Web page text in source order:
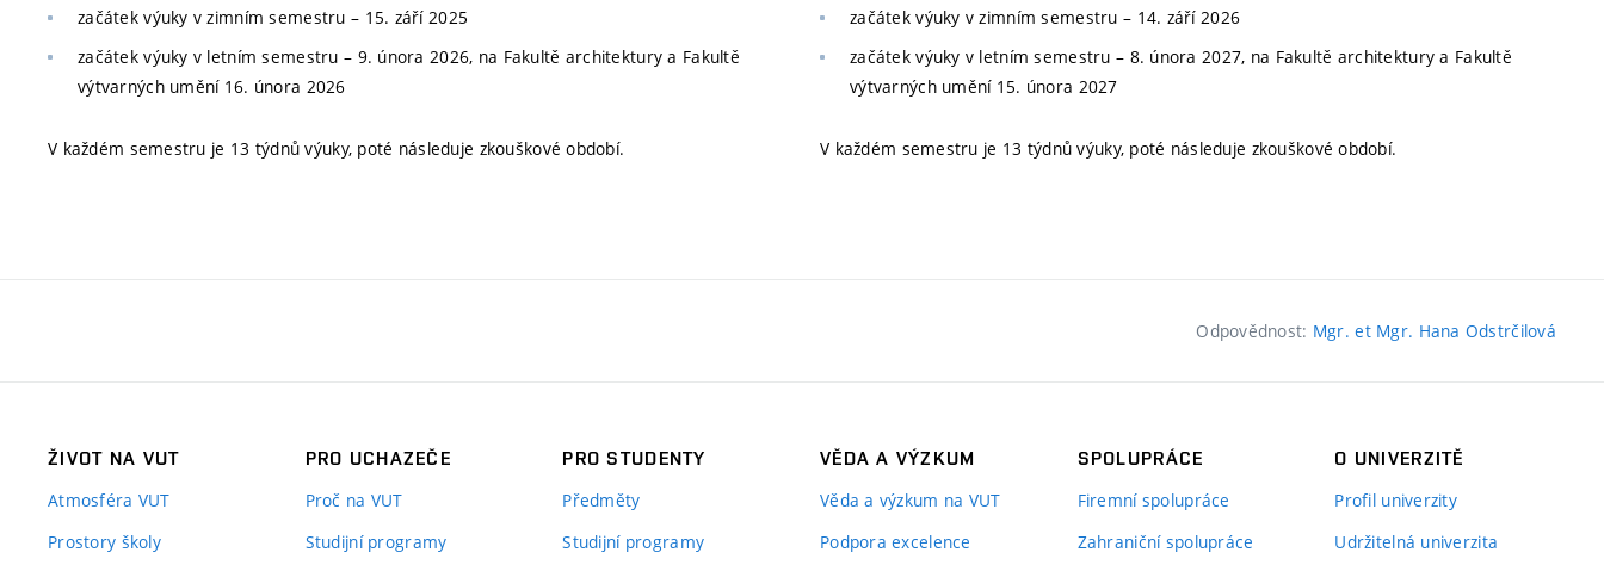
začátek výuky v zimním semestru – 15. září 2025
začátek výuky v letním semestru – 9. února 2026, na Fakultě architektury a Fakultě
výtvarných umění 16. února 2026
V každém semestru je 13 týdnů výuky, poté následuje zkouškové období.
začátek výuky v zimním semestru – 14. září 2026
začátek výuky v letním semestru – 8. února 2027, na Fakultě architektury a Fakultě
výtvarných umění 15. února 2027
V každém semestru je 13 týdnů výuky, poté následuje zkouškové období.
Odpovědnost: Mgr. et Mgr. Hana Odstrčilová
ŽIVOT NA VUT
Atmosféra VUT
Prostory školy
PRO UCHAZEČE
Proč na VUT
Studijní programy
PRO STUDENTY
Předměty
Studijní programy
VĚDA A VÝZKUM
Věda a výzkum na VUT
Podpora excelence
SPOLUPRÁCE
Firemní spolupráce
Zahraniční spolupráce
O UNIVERZITĚ
Profil univerzity
Udržitelná univerzita